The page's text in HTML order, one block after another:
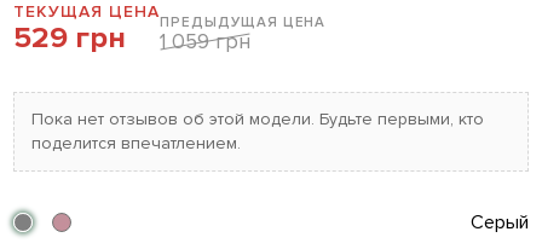
ТЕКУЩАЯ ЦЕНА
529 грн ПРЕДЫДУЩАЯ ЦЕНА
1 059 грн
Пока нет отзывов об этой модели. Будьте первыми, кто
поделится впечатлением.
Серый